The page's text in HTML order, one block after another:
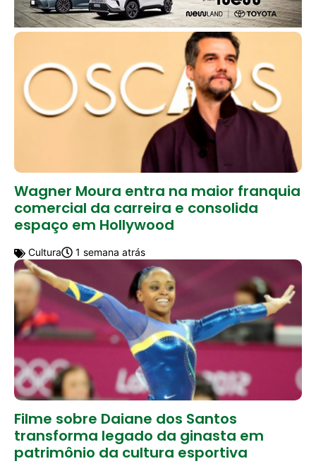
Wagner Moura entra na maior franquia
comercial da carreira e consolida
espaço em Hollywood
Cultura 1 semana atrás
Filme sobre Daiane dos Santos
transforma legado da ginasta em
patrimônio da cultura esportiva